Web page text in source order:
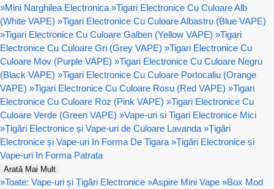
»Mini Narghilea Electronica »Tigari Electronice Cu Culoare Alb
(White VAPE) »Tigari Electronice Cu Culoare Albastru (Blue VAPE)
»Tigari Electronice Cu Culoare Galben (Yellow VAPE) »Tigari
Electronice Cu Culoare Gri (Grey VAPE) »Tigari Electronice Cu
Culoare Mov (Purple VAPE) »Tigari Electronice Cu Culoare Negru
(Black VAPE) »Tigari Electronice Cu Culoare Portocaliu (Orange
VAPE) »Tigari Electronice Cu Culoare Rosu (Red VAPE) »Tigari
Electronice Cu Culoare Roz (Pink VAPE) »Tigari Electronice Cu
Culoare Verde (Green VAPE) »Vape-uri si Tigari Electronice Mici
»Țigări Electronice și Vape-uri de Culoare Lavanda »Țigări
Electronice și Vape-uri In Forma De Tigara »Țigări Electronice și
Vape-uri In Forma Patrata
Arată Mai Mult
»Toate: Vape-uri și Țigări Electronice »Aspire Mini Vape »Box Mod